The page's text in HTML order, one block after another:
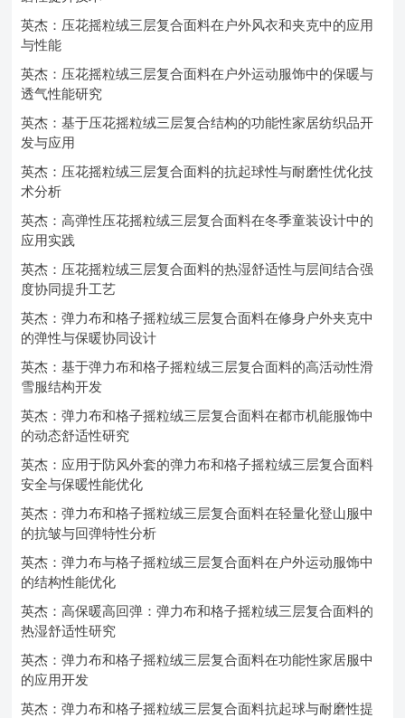
英杰：压花摇粒绒三层复合面料在户外风衣和夹克中的应用
与性能
英杰：压花摇粒绒三层复合面料在户外运动服饰中的保暖与
透气性能研究
英杰：基于压花摇粒绒三层复合结构的功能性家居纺织品开
发与应用
英杰：压花摇粒绒三层复合面料的抗起球性与耐磨性优化技
术分析
英杰：高弹性压花摇粒绒三层复合面料在冬季童装设计中的
应用实践
英杰：压花摇粒绒三层复合面料的热湿舒适性与层间结合强
度协同提升工艺
英杰：弹力布和格子摇粒绒三层复合面料在修身户外夹克中
的弹性与保暖协同设计
英杰：基于弹力布和格子摇粒绒三层复合面料的高活动性滑
雪服结构开发
英杰：弹力布和格子摇粒绒三层复合面料在都市机能服饰中
的动态舒适性研究
英杰：应用于防风外套的弹力布和格子摇粒绒三层复合面料
安全与保暖性能优化
英杰：弹力布和格子摇粒绒三层复合面料在轻量化登山服中
的抗皱与回弹特性分析
英杰：弹力布与格子摇粒绒三层复合面料在户外运动服饰中
的结构性能优化
英杰：高保暖高回弹：弹力布和格子摇粒绒三层复合面料的
热湿舒适性研究
英杰：弹力布和格子摇粒绒三层复合面料在功能性家居服中
的应用开发
英杰：弹力布和格子摇粒绒三层复合面料抗起球与耐磨性提